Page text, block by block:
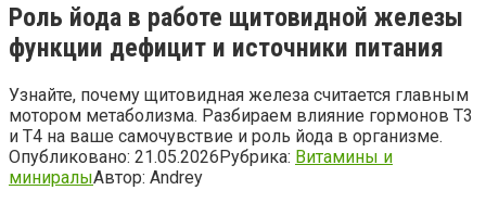
Роль йода в работе щитовидной железы
функции дефицит и источники питания
Узнайте, почему щитовидная железа считается главным
мотором метаболизма. Разбираем влияние гормонов Т3
и Т4 на ваше самочувствие и роль йода в организме.
Опубликовано: 21.05.2026Рубрика: Витамины и
миниралыАвтор: Andrey